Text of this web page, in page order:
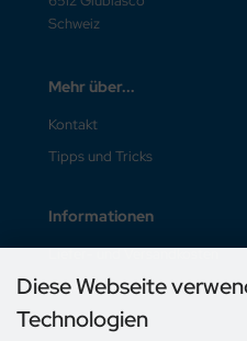
Schweiz
Mehr über...
Kontakt
Tipps und Tricks
Informationen
Liefer- und Versandkosten
Unsere AGB
Impressum
Diese Webseite
Technologien